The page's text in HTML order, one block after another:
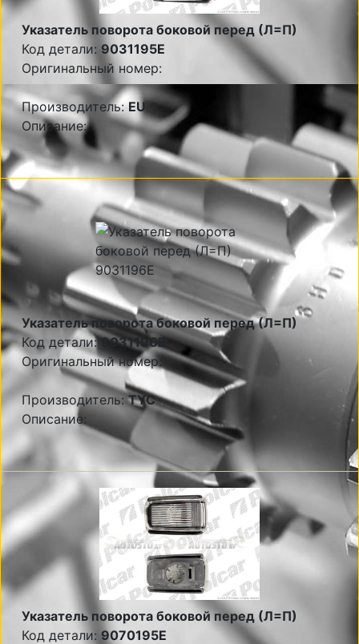
Указатель поворота боковой перед (Л=П)
Код детали: 9031195E
Оригинальный номер:
Производитель:EU
Описание:
Указатель поворота боковой перед (Л=П)
Код детали: 9031196E
Оригинальный номер:
Производитель:TYC
Описание:
Указатель поворота боковой перед (Л=П)
Код детали: 9070195E